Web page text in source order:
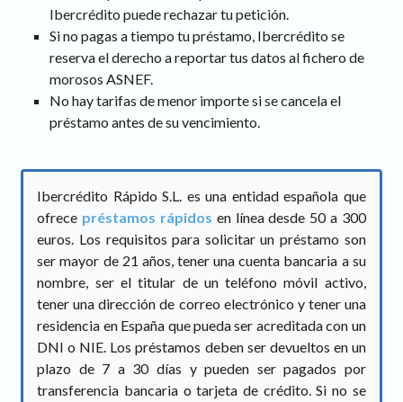
Ibercrédito puede rechazar tu petición.
Si no pagas a tiempo tu préstamo, Ibercrédito se
reserva el derecho a reportar tus datos al fichero de
morosos ASNEF.
No hay tarifas de menor importe si se cancela el
préstamo antes de su vencimiento.
Ibercrédito Rápido S.L. es una entidad española que
ofrece préstamos rápidos en línea desde 50 a 300
euros. Los requisitos para solicitar un préstamo son
ser mayor de 21 años, tener una cuenta bancaria a su
nombre, ser el titular de un teléfono móvil activo,
tener una dirección de correo electrónico y tener una
residencia en España que pueda ser acreditada con un
DNI o NIE. Los préstamos deben ser devueltos en un
plazo de 7 a 30 días y pueden ser pagados por
transferencia bancaria o tarjeta de crédito. Si no se